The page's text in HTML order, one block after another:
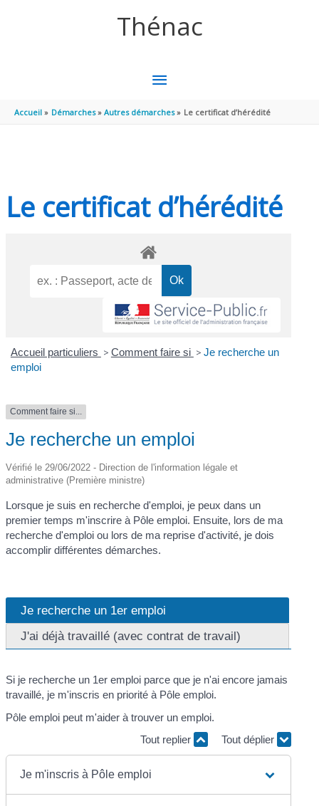
Thénac
MENU
PRINCIPAL
Accueil Démarches Autres démarches Le certificat d’hérédité
Le certificat d’hérédité
Accueil particuliers > Comment faire si > Je recherche un
emploi
Comment faire si...
Je recherche un emploi
Vérifié le 29/06/2022 - Direction de l'information légale et
administrative (Première ministre)
Lorsque je suis en recherche d'emploi, je peux dans un
premier temps m'inscrire à Pôle emploi. Ensuite, lors de ma
recherche d'emploi ou lors de ma reprise d'activité, je dois
accomplir différentes démarches.
Je recherche un 1er emploi
J'ai déjà travaillé (avec contrat de travail)
Si je recherche un 1er emploi parce que je n'ai encore jamais
travaillé, je m'inscris en priorité à Pôle emploi.
Pôle emploi peut m'aider à trouver un emploi.
Tout replier
Tout déplier
Je m'inscris à Pôle emploi